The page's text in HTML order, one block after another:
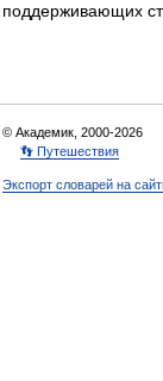
поддерживающих
© Академик, 2000-2026
👣 Путешествия
Экспорт словарей на